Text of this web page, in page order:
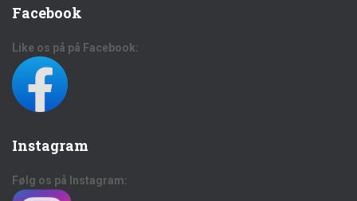
Facebook
Like os på på Facebook:
Instagram
Følg os på Instagram: